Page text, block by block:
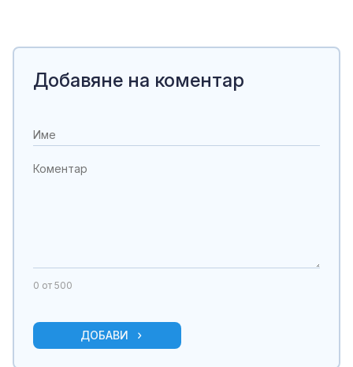
Добавяне на коментар
0 от 500
ДОБАВИ